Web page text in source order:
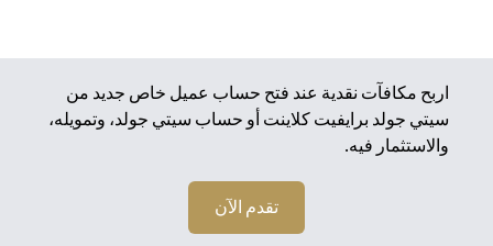
اربح مكافآت نقدية عند فتح حساب عميل خاص جديد من
سيتي جولد برايفيت كلاينت أو حساب سيتي جولد، وتمويله،
والاستثمار فيه.
تقدم الآن